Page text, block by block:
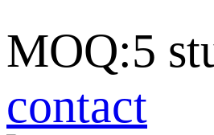
MOQ:5
contact